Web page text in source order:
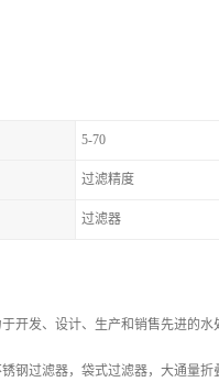
5-70
过滤精度
过滤器
开发、设计、生产和销售先进的
钢过滤器，袋式过滤器，大通量